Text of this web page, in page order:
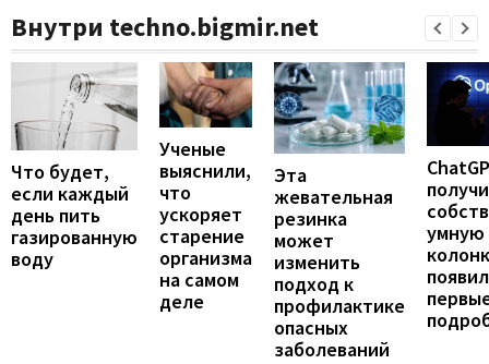
Внутри techno.bigmir.net
Что будет,
если каждый
день пить
газированную
воду
Ученые
выяснили,
что
ускоряет
старение
организма
на самом
деле
Эта
жевательная
резинка
может
изменить
подход к
профилактике
опасных
заболеваний
умную